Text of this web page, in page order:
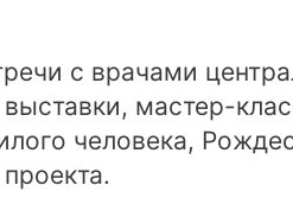
с врачами
мастер-
человека,